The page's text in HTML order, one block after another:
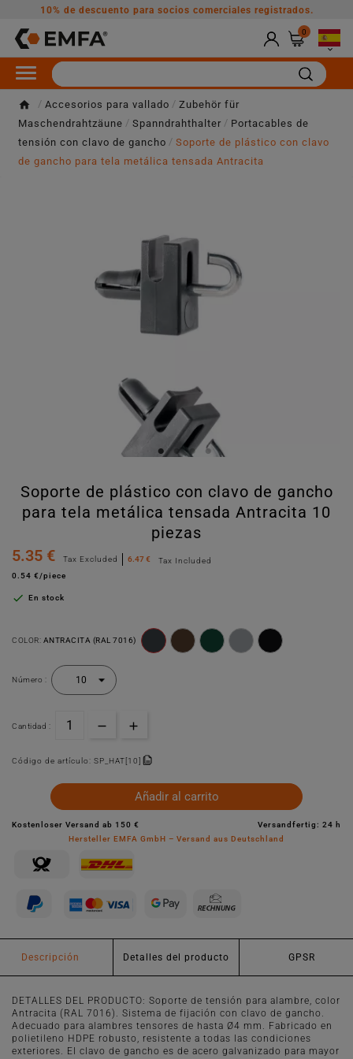
10% de descuento para socios comerciales registrados.
0

Accesorios para vallado
Zubehör für
Maschendrahtzäune
Spanndrahthalter
Portacables de
tensión con clavo de gancho
Soporte de plástico con clavo
de gancho para tela metálica tensada Antracita
Soporte de plástico con clavo de gancho
para tela metálica tensada Antracita 10
piezas
5.35 €
Tax Excluded 6.47 €
Tax Included
0.54 €/piece
 En stock
COLOR: ANTRACITA (RAL 7016)
Número :
Cantidad :
Código de artículo: SP_HAT[10]
Añadir al carrito
Kostenloser Versand ab 150 €
Versandfertig: 24 h
Hersteller EMFA GmbH – Versand aus Deutschland
Descripción Detalles del producto GPSR
DETALLES DEL PRODUCTO: Soporte de tensión para alambre, color
Antracita (RAL 7016). Sistema de fijación con clavo de gancho.
Adecuado para alambres tensores de hasta Ø4 mm. Fabricado en
polietileno HDPE robusto, resistente a todas las condiciones
exteriores. El clavo de gancho es de acero galvanizado para mayor